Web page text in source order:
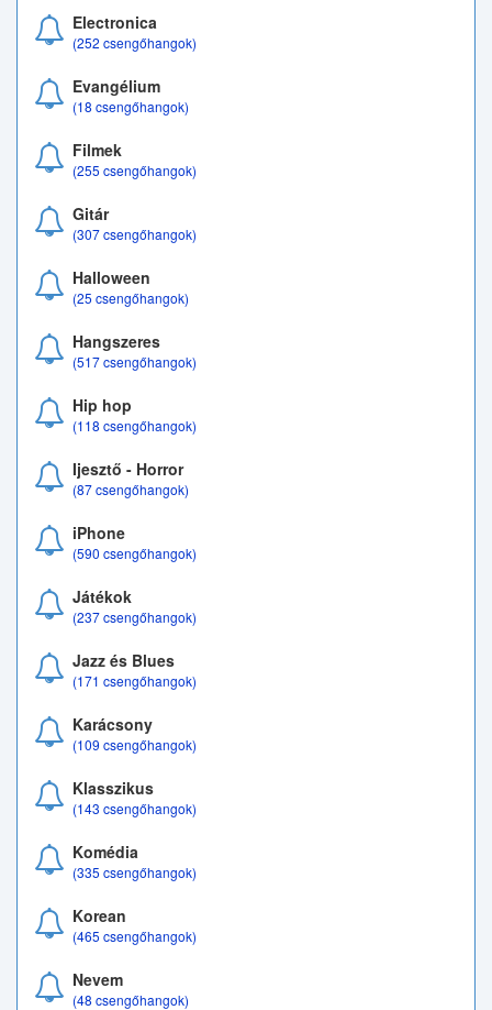
Electronica
(252 csengőhangok)
Evangélium
(18 csengőhangok)
Filmek
(255 csengőhangok)
Gitár
(307 csengőhangok)
Halloween
(25 csengőhangok)
Hangszeres
(517 csengőhangok)
Hip hop
(118 csengőhangok)
Ijesztő - Horror
(87 csengőhangok)
iPhone
(590 csengőhangok)
Játékok
(237 csengőhangok)
Jazz és Blues
(171 csengőhangok)
Karácsony
(109 csengőhangok)
Klasszikus
(143 csengőhangok)
Komédia
(335 csengőhangok)
Korean
(465 csengőhangok)
Nevem
(48 csengőhangok)